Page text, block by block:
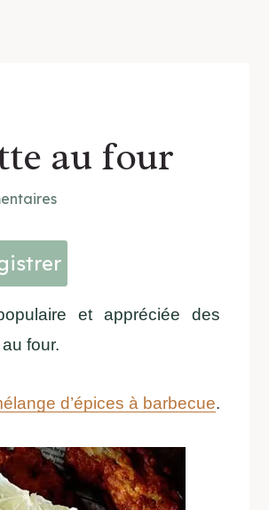
au four
et appréciée des
four.
d’épices à barbecue.